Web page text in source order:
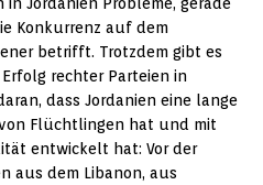
Konkurrenz auf dem
betrifft. Trotzdem gibt es
rechter Parteien in
dass Jordanien eine lange
Flüchtlingen hat und mit
entwickelt hat: Vor der
aus dem Libanon, aus